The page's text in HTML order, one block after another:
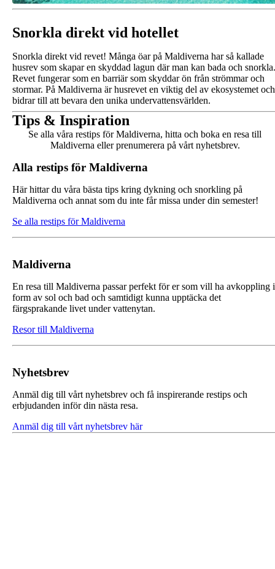
Snorkla direkt vid hotellet
Snorkla direkt vid revet! Många öar på Maldiverna har så kallade
husrev som skapar en skyddad lagun där man kan bada och snorkla.
Revet fungerar som en barriär som skyddar ön från strömmar och
stormar. På Maldiverna är husrevet en viktig del av ekosystemet och
bidrar till att bevara den unika undervattensvärlden.
Tips & Inspiration
Se alla våra restips för Maldiverna, hitta och boka en resa till
Maldiverna eller prenumerera på vårt nyhetsbrev.
Alla restips för Maldiverna
Här hittar du våra bästa tips kring dykning och snorkling på
Maldiverna och annat som du inte får missa under din semester!
Se alla restips för Maldiverna
Maldiverna
En resa till Maldiverna passar perfekt för er som vill ha avkoppling i
form av sol och bad och samtidigt kunna upptäcka det
färgsprakande livet under vattenytan.
Resor till Maldiverna
Nyhetsbrev
Anmäl dig till vårt nyhetsbrev och få inspirerande restips och
erbjudanden inför din nästa resa.
Anmäl dig till vårt nyhetsbrev här